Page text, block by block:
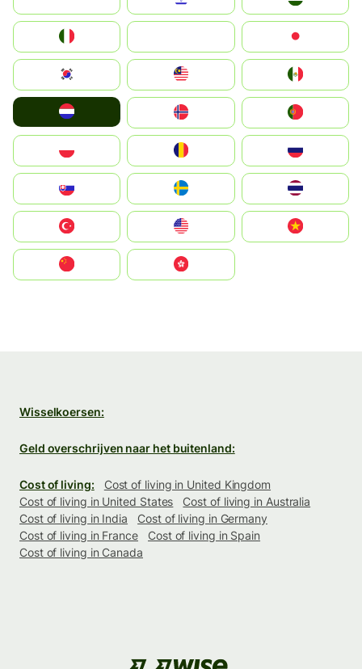
South Korea
United States
中國香港特別行政區
Wisselkoersen:
Geld overschrijven naar het buitenland:
Cost of living:
Cost of living in United Kingdom
Cost of living in United States
Cost of living in Australia
Cost of living in India
Cost of living in Germany
Cost of living in France
Cost of living in Spain
Cost of living in Canada